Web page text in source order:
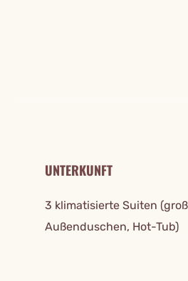
UNTERKUNFT
3 klimatisierte Suiten
Außenduschen, Hot-Tub)